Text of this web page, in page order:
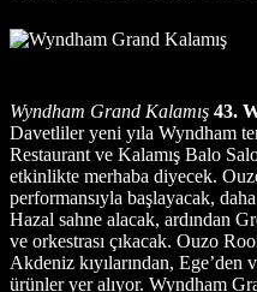
Wyndham Grand Kalamış 43.
Davetliler yeni yıla Wyndham
Restaurant ve Kalamış Balo
etkinlikte merhaba diyecek.
performansıyla başlayacak,
Hazal sahne alacak, ardından
ve orkestrası çıkacak. Ouzo
Akdeniz kıyılarından, Ege’den
ürünler yer alıyor. Wyndham